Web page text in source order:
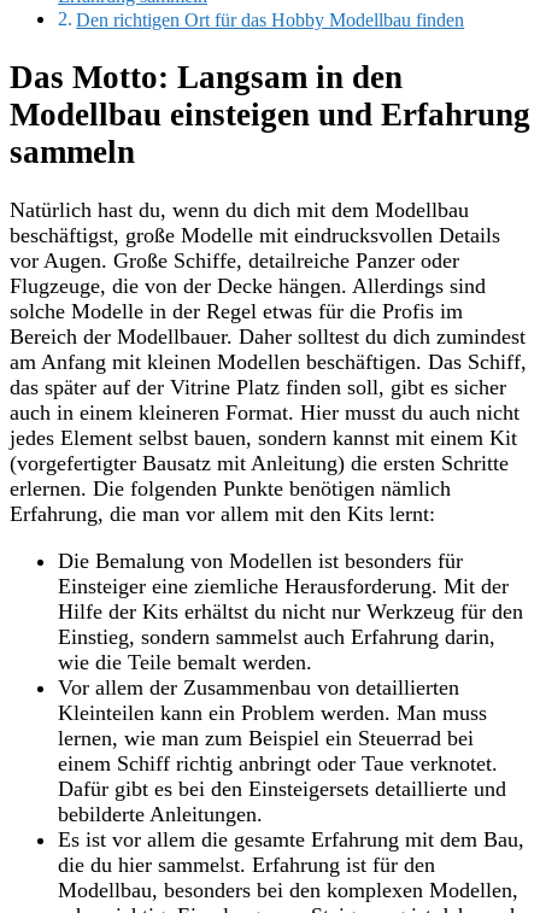
Den richtigen Ort für das Hobby Modellbau finden
Das Motto: Langsam in den
Modellbau einsteigen und Erfahrung
sammeln
Natürlich hast du, wenn du dich mit dem Modellbau
beschäftigst, große Modelle mit eindrucksvollen Details
vor Augen. Große Schiffe, detailreiche Panzer oder
Flugzeuge, die von der Decke hängen. Allerdings sind
solche Modelle in der Regel etwas für die Profis im
Bereich der Modellbauer. Daher solltest du dich zumindest
am Anfang mit kleinen Modellen beschäftigen. Das Schiff,
das später auf der Vitrine Platz finden soll, gibt es sicher
auch in einem kleineren Format. Hier musst du auch nicht
jedes Element selbst bauen, sondern kannst mit einem Kit
(vorgefertigter Bausatz mit Anleitung) die ersten Schritte
erlernen. Die folgenden Punkte benötigen nämlich
Erfahrung, die man vor allem mit den Kits lernt:
Die Bemalung von Modellen ist besonders für
Einsteiger eine ziemliche Herausforderung. Mit der
Hilfe der Kits erhältst du nicht nur Werkzeug für den
Einstieg, sondern sammelst auch Erfahrung darin,
wie die Teile bemalt werden.
Vor allem der Zusammenbau von detaillierten
Kleinteilen kann ein Problem werden. Man muss
lernen, wie man zum Beispiel ein Steuerrad bei
einem Schiff richtig anbringt oder Taue verknotet.
Dafür gibt es bei den Einsteigersets detaillierte und
bebilderte Anleitungen.
Es ist vor allem die gesamte Erfahrung mit dem Bau,
die du hier sammelst. Erfahrung ist für den
Modellbau, besonders bei den komplexen Modellen,